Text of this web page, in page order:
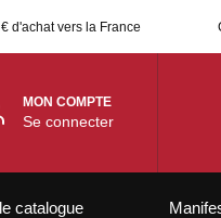
d'achat vers la France
MON COMPTE
Se connecter
catalogue